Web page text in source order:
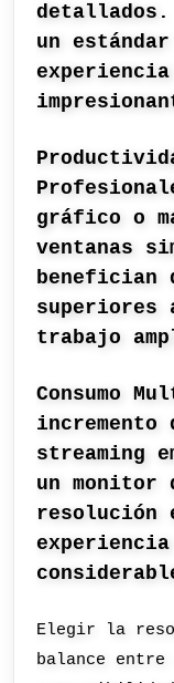
detallados.
un
gráfico o
ventanas
benefician
superiores
trabajo
Consumo
incremento
streaming
un monitor
resolución
Elegir la
balance